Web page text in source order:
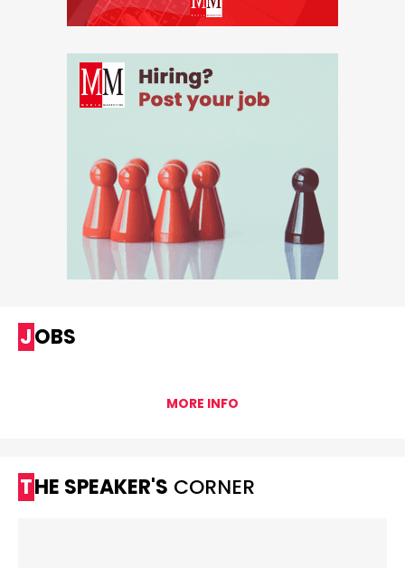
JOBS
MORE INFO
THE SPEAKER'S CORNER